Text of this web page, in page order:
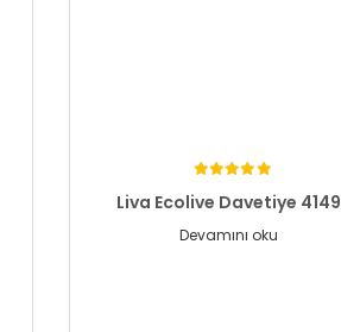
Liva Ecolive Davetiye 4149
Devamını oku